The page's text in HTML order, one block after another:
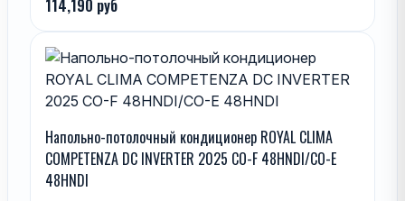
114,190 руб
Напольно-потолочный кондиционер ROYAL CLIMA
COMPETENZA DC INVERTER 2025 CO-F 48HNDI/CO-E
48HNDI